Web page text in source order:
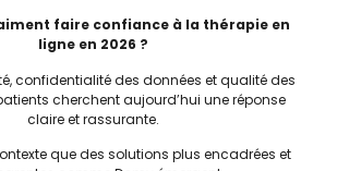
faire confiance à la thérapie en
ligne en 2026 ?
confidentialité des données et qualité des
cherchent aujourd’hui une réponse
claire et rassurante.
que des solutions plus encadrées et